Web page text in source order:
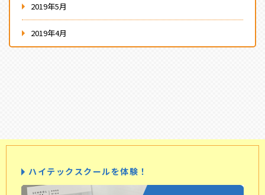
2019年5月
2019年4月
ハイテックスクールを体験！